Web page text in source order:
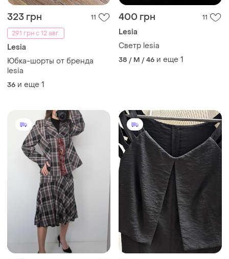
323 грн
11
291 грн с 12 авг.
Lesia
Юбка-шорты от бренда
lesia
36 и еще 1
400 грн 11
Lesia
Светр lesia
38 / M / 46 и еще 1